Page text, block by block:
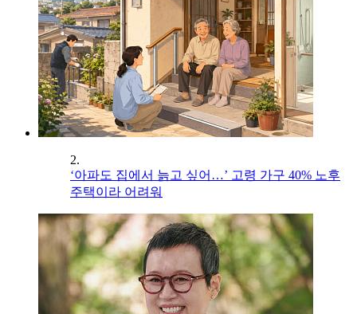
2.
‘아파도 집에서 늙고 싶어…’ 고령 가구 40% 노후
주택이라 어려워